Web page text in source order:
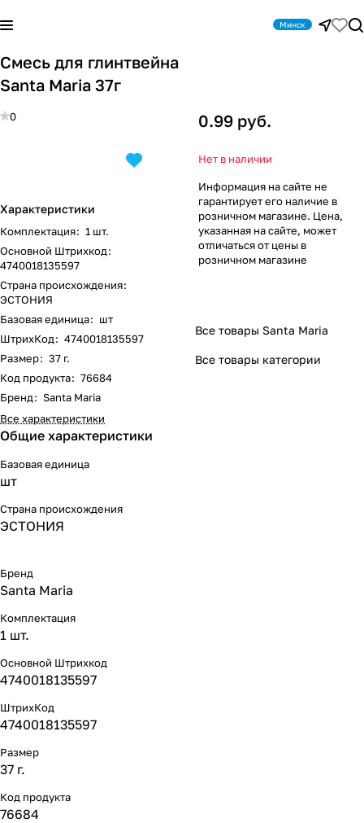
Минск
Смесь для глинтвейна
Santa Maria 37г
0
Характеристики
Комплектация: 1 шт.
Основной Штрихкод:
4740018135597
Страна происхождения:
ЭСТОНИЯ
Базовая единица: шт
ШтрихКод: 4740018135597
Размер: 37 г.
Код продукта: 76684
Бренд: Santa Maria
Все характеристики
0.99 руб.
Нет в наличии
Информация на сайте не
гарантирует его наличие в
розничном магазине. Цена,
указанная на сайте, может
отличаться от цены в
розничном магазине
Все товары Santa Maria
Все товары категории
Общие характеристики
Базовая единица
шт
Страна происхождения
ЭСТОНИЯ
Бренд
Santa Maria
Комплектация
1 шт.
Основной Штрихкод
4740018135597
ШтрихКод
4740018135597
Размер
37 г.
Код продукта
76684